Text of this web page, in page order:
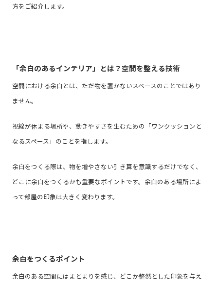
方をご紹介します。
「余白のあるインテリア」とは？空間を整える技術
空間における余白とは、ただ物を置かないスペースのことではあり
ません。
視線が休まる場所や、動きやすさを生むための「ワンクッションと
なるスペース」のことを指します。
余白をつくる際は、物を増やさない引き算を意識するだけでなく、
どこに余白をつくるかも重要なポイントです。余白のある場所によ
って部屋の印象は大きく変わります。
余白をつくるポイント
余白のある空間にはまとまりを感じ、どこか整然とした印象を与え